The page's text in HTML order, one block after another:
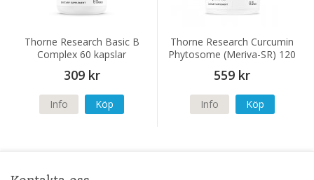
Thorne Research Basic B
Complex 60 kapslar
309 kr
Info Köp
Thorne Research Curcumin
Phytosome (Meriva-SR) 120
kapslar
559 kr
Info Köp